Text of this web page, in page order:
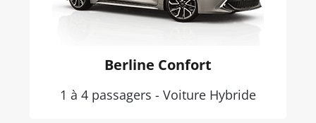
Berline Confort
1 à 4 passagers - Voiture Hybride